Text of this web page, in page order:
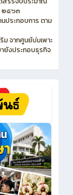
๒๕๖๓
ประกอบการ ตาม
จากศูนย์บ่มเพาะ
ยังประกอบธุรกิจ